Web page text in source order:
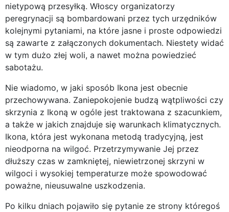
nietypową przesyłką. Włoscy organizatorzy
peregrynacji są bombardowani przez tych urzędników
kolejnymi pytaniami, na które jasne i proste odpowiedzi
są zawarte z załączonych dokumentach. Niestety widać
w tym dużo złej woli, a nawet można powiedzieć
sabotażu.
Nie wiadomo, w jaki sposób Ikona jest obecnie
przechowywana. Zaniepokojenie budzą wątpliwości czy
skrzynia z Ikoną w ogóle jest traktowana z szacunkiem,
a także w jakich znajduje się warunkach klimatycznych.
Ikona, która jest wykonana metodą tradycyjną, jest
nieodporna na wilgoć. Przetrzymywanie Jej przez
dłuższy czas w zamkniętej, niewietrzonej skrzyni w
wilgoci i wysokiej temperaturze może spowodować
poważne, nieusuwalne uszkodzenia.
Po kilku dniach pojawiło się pytanie ze strony któregoś